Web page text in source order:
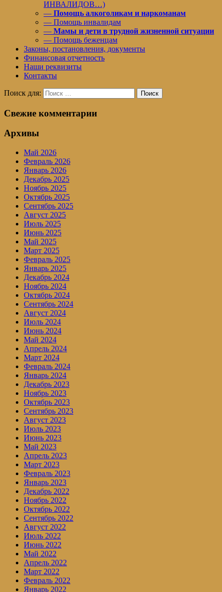
ИНВАЛИДОВ…)
— Помощь алкоголикам и наркоманам
— Помощь инвалидам
— Мамы и дети в трудной жизненной ситуации
— Помощь беженцам
Законы, постановления, документы
Финансовая отчетность
Наши реквизиты
Контакты
Поиск для: Поиск
Свежие комментарии
Архивы
Май 2026
Февраль 2026
Январь 2026
Декабрь 2025
Ноябрь 2025
Октябрь 2025
Сентябрь 2025
Август 2025
Июль 2025
Июнь 2025
Май 2025
Март 2025
Февраль 2025
Январь 2025
Декабрь 2024
Ноябрь 2024
Октябрь 2024
Сентябрь 2024
Август 2024
Июль 2024
Июнь 2024
Май 2024
Апрель 2024
Март 2024
Февраль 2024
Январь 2024
Декабрь 2023
Ноябрь 2023
Октябрь 2023
Сентябрь 2023
Август 2023
Июль 2023
Июнь 2023
Май 2023
Апрель 2023
Март 2023
Февраль 2023
Январь 2023
Декабрь 2022
Ноябрь 2022
Октябрь 2022
Сентябрь 2022
Август 2022
Июль 2022
Июнь 2022
Май 2022
Апрель 2022
Март 2022
Февраль 2022
Январь 2022